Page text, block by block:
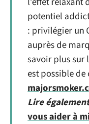
potentiel
: privilégier un
auprès de
savoir plus sur
est possible
Lire
vous aider à